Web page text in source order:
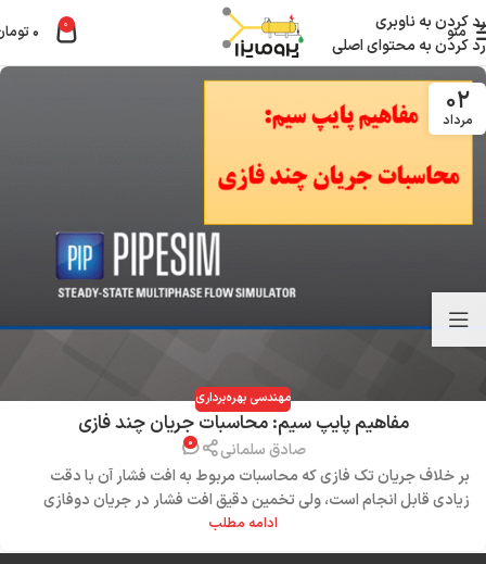
رد کردن به ناوبری
رد کردن به محتوای اصلی
منو 0 ۰
۰۲
مرداد
مهندسی بهره‌برداری
مفاهیم پایپ سیم: محاسبات جریان چند فازی
صادق سلمانی ۰
بر خلاف جریان تک فازی که محاسبات مربوط به افت فشار آن با دقت
زیادی قابل انجام است، ولی تخمین دقیق افت فشار در جریان دوفازی
ادامه مطلب